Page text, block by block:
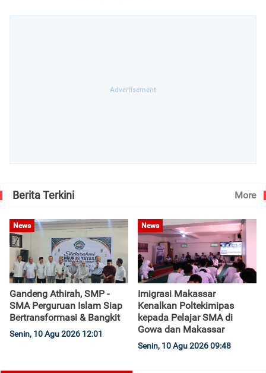
Berita Terkini More
News
Gandeng Athirah, SMP -
SMA Perguruan Islam Siap
Bertransformasi & Bangkit
Senin, 10 Agu 2026 12:01
News
Imigrasi Makassar
Kenalkan Poltekimipas
kepada Pelajar SMA di
Gowa dan Makassar
Senin, 10 Agu 2026 09:48